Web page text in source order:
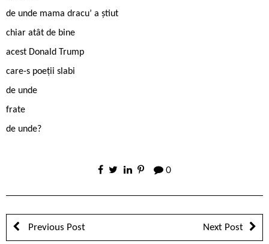
de unde mama dracu’ a știut
chiar atât de bine
acest Donald Trump
care-s poeții slabi
de unde
frate
de unde?
0
Previous Post Next Post